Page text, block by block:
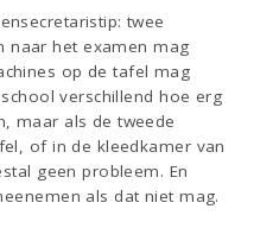
twee
naar het examen mag
op de tafel mag
verschillend hoe erg
maar als de tweede
of in de kleedkamer van
geen probleem. En
als dat niet mag.